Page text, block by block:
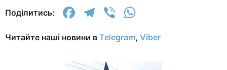
Поділитись: Facebook
Telegram
Viber
Читайте наші новини в Telegram, Viber